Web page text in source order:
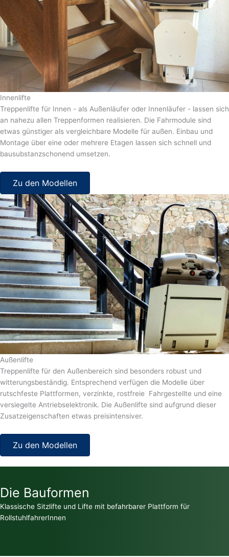
Innenlifte
Treppenlifte für Innen - als Außenläufer oder Innenläufer - lassen sich
an nahezu allen Treppenformen realisieren. Die Fahrmodule sind
etwas günstiger als vergleichbare Modelle für außen. Einbau und
Montage über eine oder mehrere Etagen lassen sich schnell und
bausubstanzschonend umsetzen.
Zu den Modellen
Außenlifte
Treppenlifte für den Außenbereich sind besonders robust und
witterungsbeständig. Entsprechend verfügen die Modelle über
rutschfeste Plattformen, verzinkte, rostfreie Fahrgestellte und eine
versiegelte Antriebselektronik. Die Außenlifte sind aufgrund dieser
Zusatzeigenschaften etwas preisintensiver.
Zu den Modellen
Die Bauformen
Klassische Sitzlifte und Lifte mit befahrbarer Plattform für
RollstuhlfahrerInnen